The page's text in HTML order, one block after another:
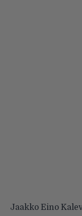
Jaakko Eino